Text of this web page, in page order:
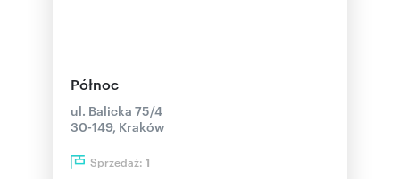
Północ
ul. Balicka 75/4
30-149, Kraków
Sprzedaż: 1